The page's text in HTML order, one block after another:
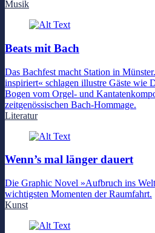
Musik
Beats mit Bach
Das Bachfest macht Station in
inspiriert« schlagen illustre Gäste wie
Bogen vom Orgel- und
zeitgenössischen Bach-Hommage.
Literatur
Wenn’s mal länger dauert
Die Graphic Novel »Aufbruch ins
wichtigsten Momenten der Raumfahrt.
Kunst